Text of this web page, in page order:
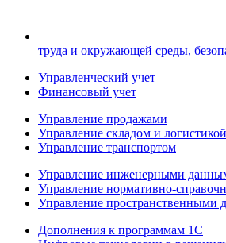
труда и окружающей среды,
Управленческий учет
Финансовый учет
Управление продажами
Управление складом и логистикой
Управление транспортом
Управление инженерными
Управление нормативно-
Управление пространственными
Дополнения к программам 1С